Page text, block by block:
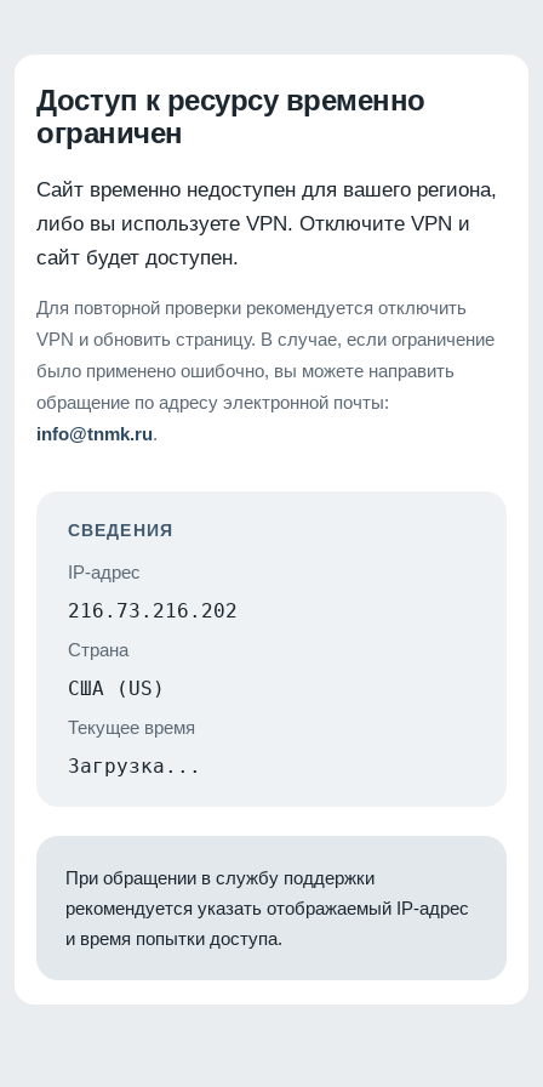
Доступ к ресурсу временно
ограничен
Сайт временно недоступен для вашего региона,
либо вы используете VPN. Отключите VPN и
сайт будет доступен.
Для повторной проверки рекомендуется отключить
VPN и обновить страницу. В случае, если ограничение
было применено ошибочно, вы можете направить
обращение по адресу электронной почты:
info@tnmk.ru.
СВЕДЕНИЯ
IP-адрес
216.73.216.202
Страна
США (US)
Текущее время
Загрузка...
При обращении в службу поддержки
рекомендуется указать отображаемый IP-адрес
и время попытки доступа.